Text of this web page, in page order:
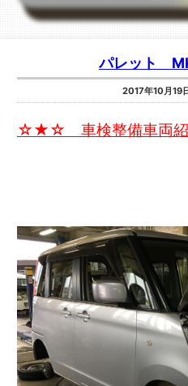
パレット
2017年10月19
☆★☆ 車検整備車